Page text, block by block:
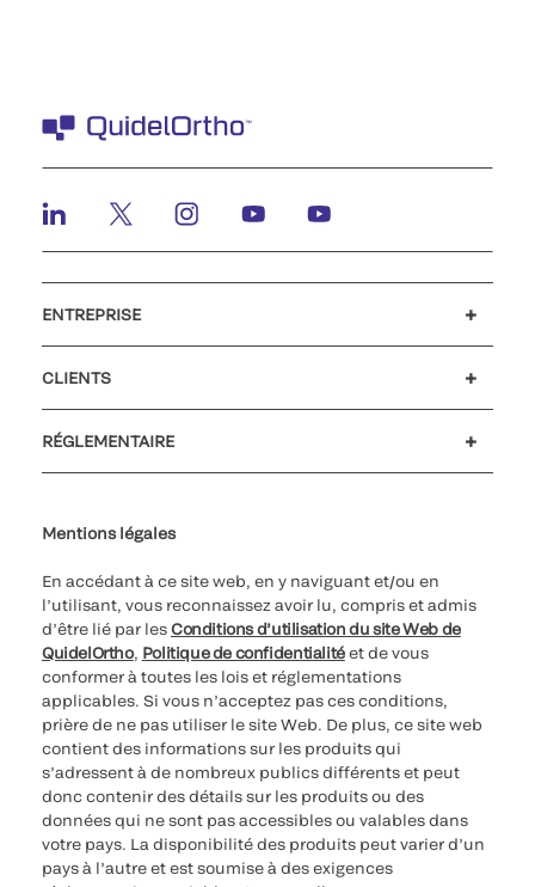
ENTREPRISE
CLIENTS
RÉGLEMENTAIRE
Mentions légales
En accédant à ce site web, en y naviguant et/ou en
l’utilisant, vous reconnaissez avoir lu, compris et admis
d’être lié par lesConditions d’utilisation du site Web de
QuidelOrtho, Politique de confidentialitéet de vous
conformer à toutes les lois et réglementations
applicables. Si vous n’acceptez pas ces conditions,
prière de ne pas utiliser le site Web. De plus, ce site web
contient des informations sur les produits qui
s’adressent à de nombreux publics différents et peut
donc contenir des détails sur les produits ou des
données qui ne sont pas accessibles ou valables dans
votre pays. La disponibilité des produits peut varier d’un
pays à l’autre et est soumise à des exigences